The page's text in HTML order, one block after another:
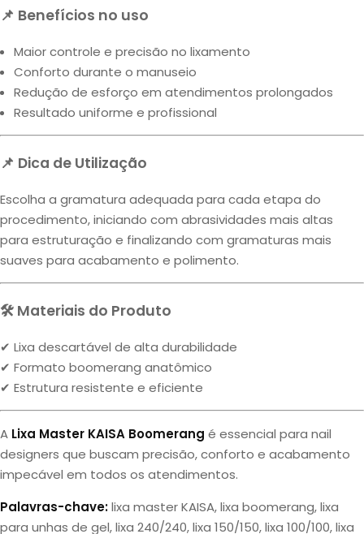
📌 Benefícios no uso
Maior controle e precisão no lixamento
Conforto durante o manuseio
Redução de esforço em atendimentos prolongados
Resultado uniforme e profissional
📌 Dica de Utilização
Escolha a gramatura adequada para cada etapa do
procedimento, iniciando com abrasividades mais altas
para estruturação e finalizando com gramaturas mais
suaves para acabamento e polimento.
🛠 Materiais do Produto
✔ Lixa descartável de alta durabilidade
✔ Formato boomerang anatômico
✔ Estrutura resistente e eficiente
A Lixa Master KAISA Boomerang é essencial para nail
designers que buscam precisão, conforto e acabamento
impecável em todos os atendimentos.
Palavras-chave:lixa master KAISA, lixa boomerang, lixa
para unhas de gel, lixa 240/240, lixa 150/150, lixa 100/100, lixa